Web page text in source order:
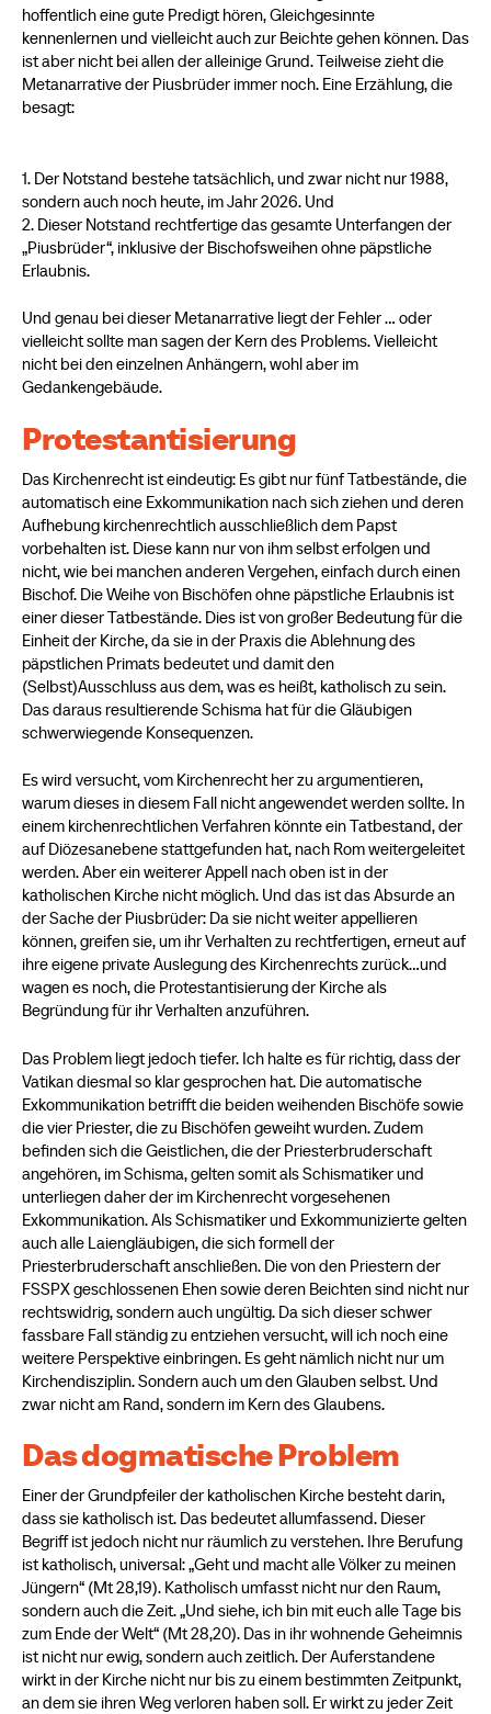
hoffentlich eine gute Predigt hören, Gleichgesinnte
kennenlernen und vielleicht auch zur Beichte gehen können. Das
ist aber nicht bei allen der alleinige Grund. Teilweise zieht die
Metanarrative der Piusbrüder immer noch. Eine Erzählung, die
besagt:
1. Der Notstand bestehe tatsächlich, und zwar nicht nur 1988,
sondern auch noch heute, im Jahr 2026. Und
2. Dieser Notstand rechtfertige das gesamte Unterfangen der
„Piusbrüder“, inklusive der Bischofsweihen ohne päpstliche
Erlaubnis.
Und genau bei dieser Metanarrative liegt der Fehler … oder
vielleicht sollte man sagen der Kern des Problems. Vielleicht
nicht bei den einzelnen Anhängern, wohl aber im
Gedankengebäude.
Protestantisierung
Das Kirchenrecht ist eindeutig: Es gibt nur fünf Tatbestände, die
automatisch eine Exkommunikation nach sich ziehen und deren
Aufhebung kirchenrechtlich ausschließlich dem Papst
vorbehalten ist. Diese kann nur von ihm selbst erfolgen und
nicht, wie bei manchen anderen Vergehen, einfach durch einen
Bischof. Die Weihe von Bischöfen ohne päpstliche Erlaubnis ist
einer dieser Tatbestände. Dies ist von großer Bedeutung für die
Einheit der Kirche, da sie in der Praxis die Ablehnung des
päpstlichen Primats bedeutet und damit den
(Selbst)Ausschluss aus dem, was es heißt, katholisch zu sein.
Das daraus resultierende Schisma hat für die Gläubigen
schwerwiegende Konsequenzen.
Es wird versucht, vom Kirchenrecht her zu argumentieren,
warum dieses in diesem Fall nicht angewendet werden sollte. In
einem kirchenrechtlichen Verfahren könnte ein Tatbestand, der
auf Diözesanebene stattgefunden hat, nach Rom weitergeleitet
werden. Aber ein weiterer Appell nach oben ist in der
katholischen Kirche nicht möglich. Und das ist das Absurde an
der Sache der Piusbrüder: Da sie nicht weiter appellieren
können, greifen sie, um ihr Verhalten zu rechtfertigen, erneut auf
ihre eigene private Auslegung des Kirchenrechts zurück…und
wagen es noch, die Protestantisierung der Kirche als
Begründung für ihr Verhalten anzuführen.
Das Problem liegt jedoch tiefer. Ich halte es für richtig, dass der
Vatikan diesmal so klar gesprochen hat. Die automatische
Exkommunikation betrifft die beiden weihenden Bischöfe sowie
die vier Priester, die zu Bischöfen geweiht wurden. Zudem
befinden sich die Geistlichen, die der Priesterbruderschaft
angehören, im Schisma, gelten somit als Schismatiker und
unterliegen daher der im Kirchenrecht vorgesehenen
Exkommunikation. Als Schismatiker und Exkommunizierte gelten
auch alle Laiengläubigen, die sich formell der
Priesterbruderschaft anschließen. Die von den Priestern der
FSSPX geschlossenen Ehen sowie deren Beichten sind nicht nur
rechtswidrig, sondern auch ungültig. Da sich dieser schwer
fassbare Fall ständig zu entziehen versucht, will ich noch eine
weitere Perspektive einbringen. Es geht nämlich nicht nur um
Kirchendisziplin. Sondern auch um den Glauben selbst. Und
zwar nicht am Rand, sondern im Kern des Glaubens.
Das dogmatische Problem
Einer der Grundpfeiler der katholischen Kirche besteht darin,
dass sie katholisch ist. Das bedeutet allumfassend. Dieser
Begriff ist jedoch nicht nur räumlich zu verstehen. Ihre Berufung
ist katholisch, universal: „Geht und macht alle Völker zu meinen
Jüngern“ (Mt 28,19). Katholisch umfasst nicht nur den Raum,
sondern auch die Zeit. „Und siehe, ich bin mit euch alle Tage bis
zum Ende der Welt“ (Mt 28,20). Das in ihr wohnende Geheimnis
ist nicht nur ewig, sondern auch zeitlich. Der Auferstandene
wirkt in der Kirche nicht nur bis zu einem bestimmten Zeitpunkt,
an dem sie ihren Weg verloren haben soll. Er wirkt zu jeder Zeit